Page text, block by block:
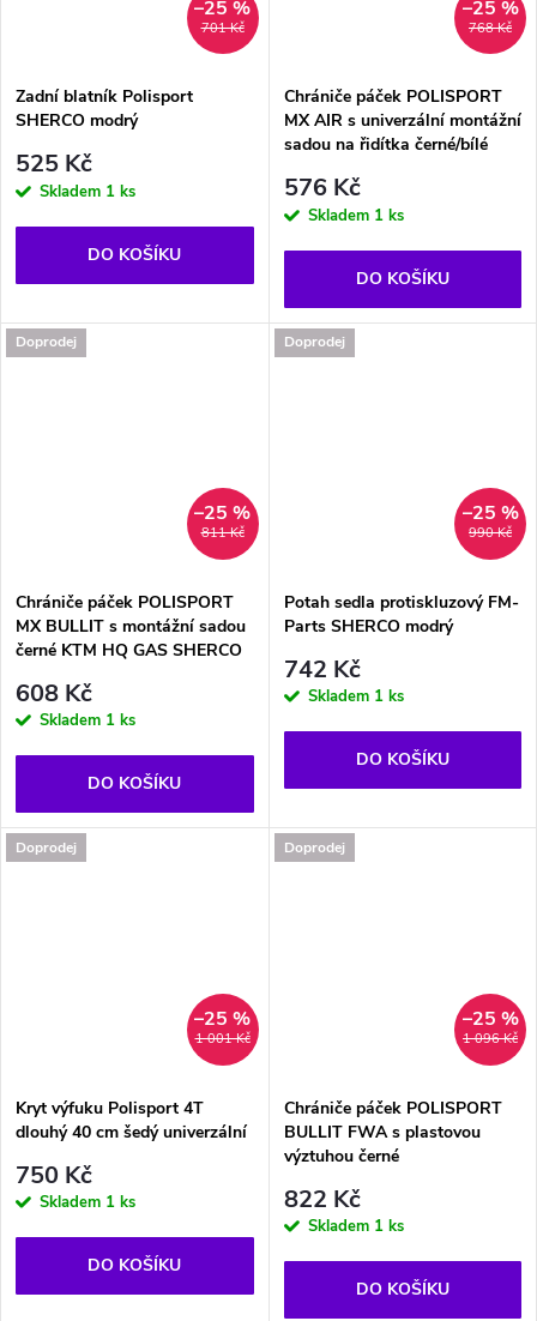
701 Kč
–25 %
Zadní blatník Polisport
SHERCO modrý
525 Kč
Skladem 1 ks
DO KOŠÍKU
768 Kč
–25 %
Chrániče páček POLISPORT
MX AIR s univerzální montážní
sadou na řidítka černé/bílé
576 Kč
Skladem 1 ks
DO KOŠÍKU
Doprodej
811 Kč
–25 %
Chrániče páček POLISPORT
MX BULLIT s montážní sadou
černé KTM HQ GAS SHERCO
608 Kč
Skladem 1 ks
DO KOŠÍKU
Doprodej
990 Kč
–25 %
Potah sedla protiskluzový FM-
Parts SHERCO modrý
742 Kč
Skladem 1 ks
DO KOŠÍKU
Doprodej
1 001 Kč
–25 %
Kryt výfuku Polisport 4T
dlouhý 40 cm šedý univerzální
750 Kč
Skladem 1 ks
DO KOŠÍKU
Doprodej
1 096 Kč
–25 %
Chrániče páček POLISPORT
BULLIT FWA s plastovou
výztuhou černé
822 Kč
Skladem 1 ks
DO KOŠÍKU